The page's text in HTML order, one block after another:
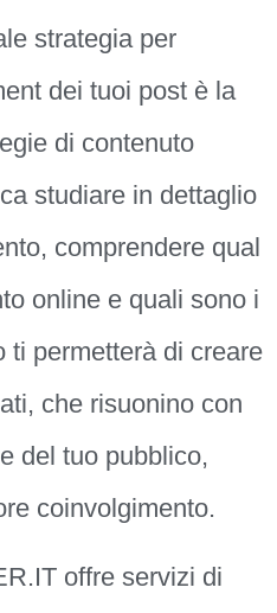
strategia per
dei tuoi post è la
di contenuto
studiare in dettaglio
comprendere qual
online e quali sono i
ti permetterà di creare
che risuonino con
del tuo pubblico,
coinvolgimento.
offre servizi di